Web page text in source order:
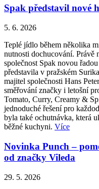
Spak představil nové
5. 6. 2026
Teplé jídlo během několika
nutnosti dochucování. Právě
společnost Spak novou
představila v pražském
majitel společnosti Hans
směřování značky i letošní
Tomato, Curry, Creamy &
jednoduché řešení pro
byla také ochutnávka, která
běžné kuchyni. Více
Novinka Punch –
od značky Vileda
29. 5. 2026